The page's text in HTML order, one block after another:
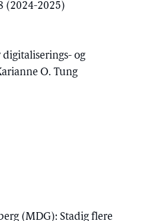
(2024-2025)
digitaliserings- og
O. Tung
(MDG): Stadig flere